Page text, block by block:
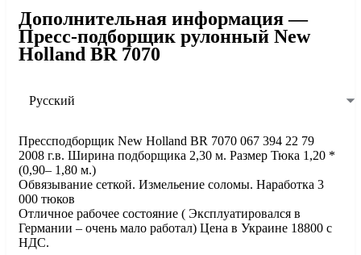
Дополнительная информация —
Пресс-подборщик рулонный New
Holland BR 7070
Русский
Прессподборщик New Holland BR 7070 067 394 22 79
2008 г.в. Ширина подборщика 2,30 м. Размер Тюка 1,20 *
(0,90– 1,80 м.)
Обвязывание сеткой. Измельение соломы. Наработка 3
000 тюков
Отличное рабочее состояние ( Эксплуатировался в
Германии – очень мало работал) Цена в Украине 18800 с
НДС.